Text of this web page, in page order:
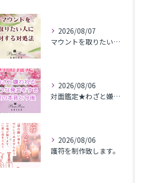
2026/08/07
マウントを取りたい人に対する対処法
2026/08/06
対面鑑定★わざと嫌われるような発言をする彼の本音と今後★埼玉県M.K様
2026/08/06
護符を制作致します。